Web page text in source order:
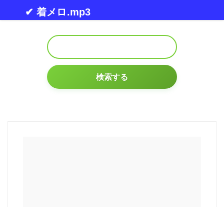
Skip to content
✔ 着メロ.mp3
検索する